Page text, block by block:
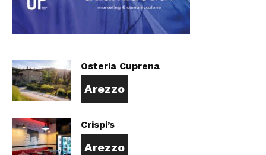
Osteria Cuprena
Arezzo
Crispi’s
Arezzo